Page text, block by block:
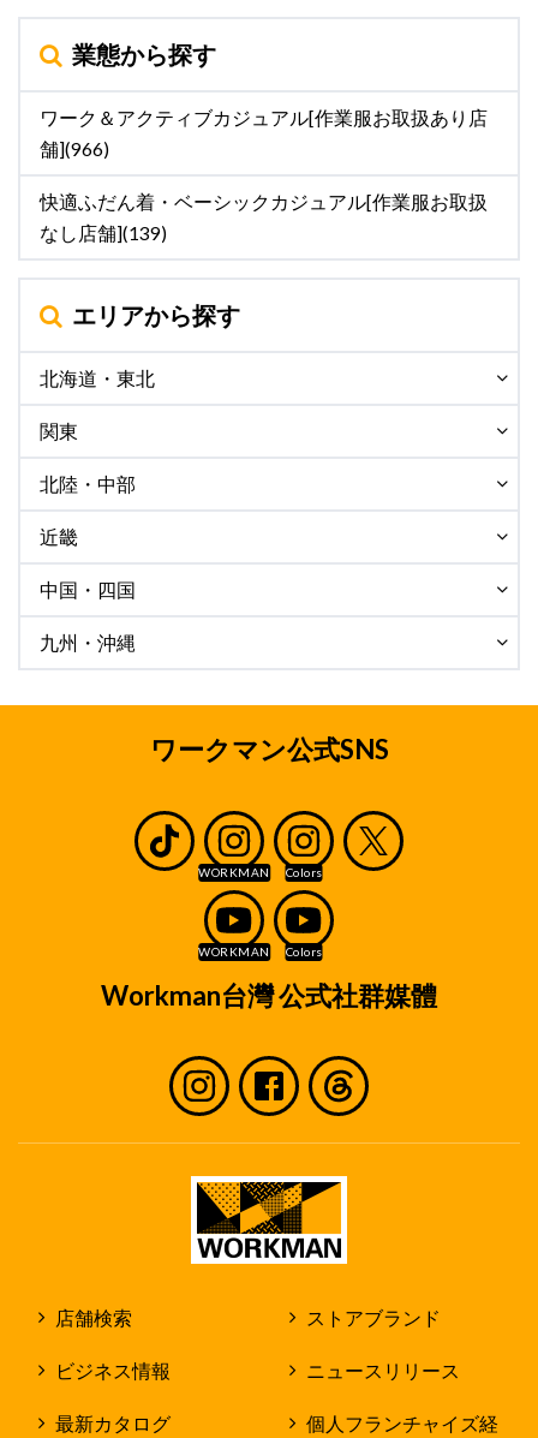
業態から探す
ワーク＆アクティブカジュアル[作業服お取扱あり店
舗](966)
快適ふだん着・ベーシックカジュアル[作業服お取扱
なし店舗](139)
エリアから探す
北海道・東北
関東
北陸・中部
近畿
中国・四国
九州・沖縄
ワークマン公式SNS
Workman台灣 公式社群媒體
店舗検索 ストアブランド
ビジネス情報 ニュースリリース
最新カタログ 個人フランチャイズ経